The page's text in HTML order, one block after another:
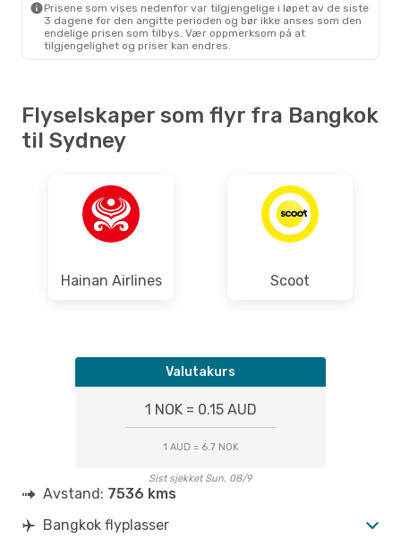
Prisene som vises nedenfor var tilgjengelige i løpet av de siste
3 dagene for den angitte perioden og bør ikke anses som den
endelige prisen som tilbys. Vær oppmerksom på at
tilgjengelighet og priser kan endres.
Flyselskaper som flyr fra Bangkok
til Sydney
Hainan Airlines Scoot
Valutakurs
1 NOK = 0.15 AUD
1 AUD = 6.7 NOK
Sist sjekket Sun, 08/9
Avstand: 7536 kms
Bangkok flyplasser